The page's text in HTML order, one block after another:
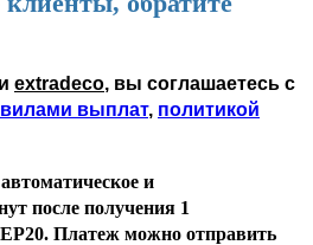
extradeco, вы соглашаетесь с
выплат, политикой
и
после получения 1
Платеж можно отправить